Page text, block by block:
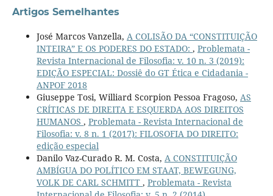
Artigos Semelhantes
José Marcos Vanzella, A COLISÃO DA “CONSTITUIÇÃO
INTEIRA” E OS PODERES DO ESTADO: , Problemata -
Revista Internacional de Filosofia: v. 10 n. 3 (2019):
EDIÇÃO ESPECIAL: Dossiê do GT Ética e Cidadania -
ANPOF 2018
Giuseppe Tosi, Williard Scorpion Pessoa Fragoso, AS
CRÍTICAS DE DIREITA E ESQUERDA AOS DIREITOS
HUMANOS , Problemata - Revista Internacional de
Filosofia: v. 8 n. 1 (2017): FILOSOFIA DO DIREITO:
edição especial
Danilo Vaz-Curado R. M. Costa, A CONSTITUIÇÃO
AMBÍGUA DO POLÍTICO EM STAAT, BEWEGUNG,
VOLK DE CARL SCHMITT , Problemata - Revista